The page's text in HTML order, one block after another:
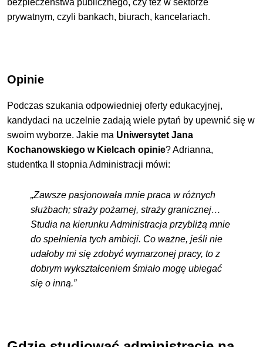
prywatnym, czyli bankach, biurach, kancelariach.
Opinie
Podczas szukania odpowiedniej oferty edukacyjnej,
kandydaci na uczelnie zadają wiele pytań by upewnić się w
swoim wyborze. Jakie ma Uniwersytet Jana
Kochanowskiego w Kielcach opinie? Adrianna,
studentka II stopnia Administracji mówi:
„Zawsze pasjonowała mnie praca w różnych
służbach; straży pożarnej, straży granicznej…
Studia na kierunku Administracja przybliżą mnie
do spełnienia tych ambicji. Co ważne, jeśli nie
udałoby mi się zdobyć wymarzonej pracy, to z
dobrym wykształceniem śmiało mogę ubiegać
się o inną.”